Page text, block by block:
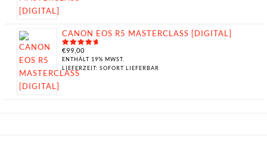
CANON EOS R5 MASTERCLASS [DIGITAL]
BEWERTET
MIT 5.00
VON 5
€99,00
ENTHÄLT 19% MWST.
LIEFERZEIT: SOFORT LIEFERBAR